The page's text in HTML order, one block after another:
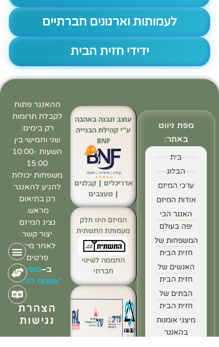
לעמותות וארגונים חברתיים
ידידי חזית הבית
מפת ניווט
באתר:
בית
הבלוג
ערכי המיזם
אודות המיזם
האנגר הכי
יפה בעולם
המשפחות של
חזית הבית
האנשים של
חזית הבית
הבתים של
חזית הבית
מיצגי אומנות
בהאנגר
ההאנגר פתוח
לקבלת תרומות
רק בימים:
שני וחמישי בין
השעות 10:00-
15:00
משפחות יכולות
להגיע להאנגר
רק בתיאום
מראש.
נציג המיזם
יצור קשר
לאחר מילוי
פרטים
ב–טופס
'אשמח לסיוע'
הצהרת
נגישות
עוצב ונבנה באהבה
ע"י קהילת הבנייה
BNF
אדריכלים | קבלנים
|מעצבים
המיזם הינו חלק
מעמותת התשתית
החממה לשינוי
חברתי